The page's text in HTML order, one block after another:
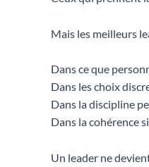
Mais les meilleurs
Dans ce que
Dans les choix
Dans la discipline
Dans la cohérence
Un leader ne